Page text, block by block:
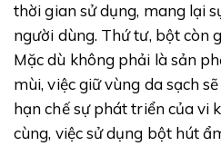
thời gian sử dụng, mang lại
người dùng. Thứ tư, bột còn
Mặc dù không phải là sản
mùi, việc giữ vùng da sạch
hạn chế sự phát triển của vi
cùng, việc sử dụng bột hút